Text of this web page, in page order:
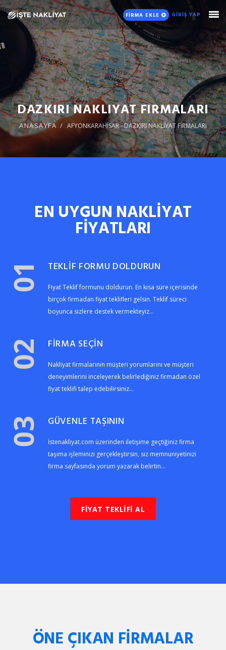
FİRMA EKLE GİRİŞ YAP
DAZKIRI NAKLIYAT FIRMALARI
ANASAYFA AFYONKARAHİSAR - DAZKIRI NAKLİYAT FİRMALARI
EN UYGUN NAKLİYAT
FİYATLARI
01 TEKLİF FORMU DOLDURUN
Fiyat Teklif formunu doldurun. En kısa süre içerisinde
birçok firmadan fiyat teklifleri gelsin. Teklif süreci
boyunca sizlere destek vermekteyiz...
02 FİRMA SEÇİN
Nakliyat firmalarının müşteri yorumlarını ve müşteri
deneyimlerini inceleyerek belirlediğiniz firmadan özel
fiyat teklifi talep edebilirsiniz...
03 GÜVENLE TAŞININ
İstenakliyat.com üzerinden iletişime geçtiğiniz firma
taşıma işleminizi gerçekleştirsin, siz memnuniyetinizi
firma sayfasında yorum yazarak belirtin...
FİYAT TEKLİFİ AL
ÖNE ÇIKAN FİRMALAR